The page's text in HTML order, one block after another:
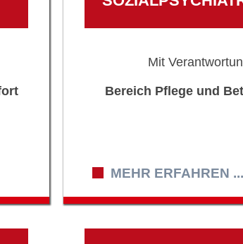
Mit
Bereich Pflege und
MEHR ERFAHREN ...